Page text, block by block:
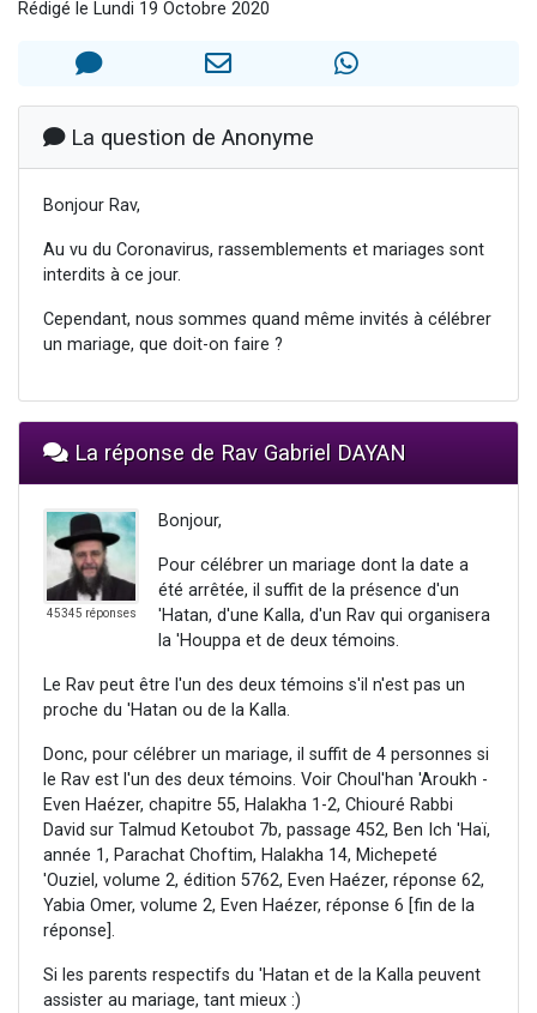
12 nouvelles musiques dans Torah-Box Music
2 personnes viennent de nous rejoindre sur WhatsApp
Rédigé le Lundi 19 Octobre 2020
La question de Anonyme
Bonjour Rav,
Au vu du Coronavirus, rassemblements et mariages sont
interdits à ce jour.
Cependant, nous sommes quand même invités à célébrer
un mariage, que doit-on faire ?
La réponse de Rav Gabriel DAYAN
45345 réponses
Bonjour,
Pour célébrer un mariage dont la date a
été arrêtée, il suffit de la présence d'un
'Hatan, d'une Kalla, d'un Rav qui organisera
la 'Houppa et de deux témoins.
Le Rav peut être l'un des deux témoins s'il n'est pas un
proche du 'Hatan ou de la Kalla.
Donc, pour célébrer un mariage, il suffit de 4 personnes si
le Rav est l'un des deux témoins. Voir Choul'han 'Aroukh -
Even Haézer, chapitre 55, Halakha 1-2, Chiouré Rabbi
David sur Talmud Ketoubot 7b, passage 452, Ben Ich 'Haï,
année 1, Parachat Choftim, Halakha 14, Michepeté
'Ouziel, volume 2, édition 5762, Even Haézer, réponse 62,
Yabia Omer, volume 2, Even Haézer, réponse 6 [fin de la
réponse].
Si les parents respectifs du 'Hatan et de la Kalla peuvent
assister au mariage, tant mieux :)